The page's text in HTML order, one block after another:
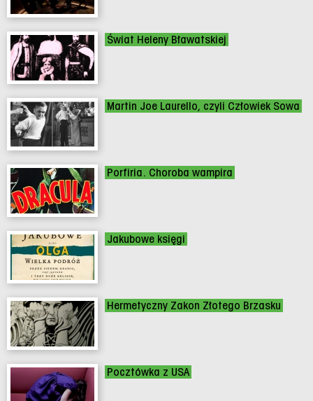
Świat Heleny Bławatskiej
Martin Joe Laurello, czyli Człowiek Sowa
Porfiria. Choroba wampira
Jakubowe księgi
Hermetyczny Zakon Złotego Brzasku
Pocztówka z USA